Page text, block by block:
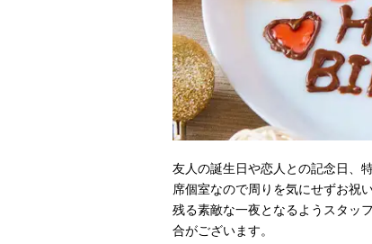
友人の誕生日や恋人との記念日、
席個室なので周りを気にせずお祝
残る素敵な一夜となるようスタッ
合がございます。